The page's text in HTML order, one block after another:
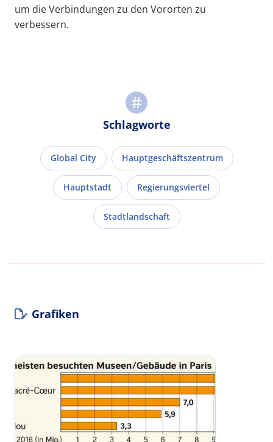
um die Verbindungen zu den Vororten zu
verbessern.
Schlagworte
Global City Hauptgeschäftszentrum
Hauptstadt Regierungsviertel
Stadtlandschaft
Grafiken